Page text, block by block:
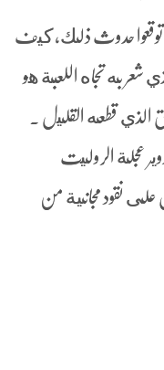
توقعوا حدوث ذلك، كيف
شعر به تجاه اللعبة هو
الذي قطعه القليل .
عجلة الروليت
على نقود مجانية من